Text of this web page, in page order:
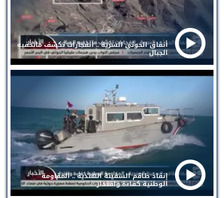
أنفاق الحوثي السرية .. انفجارات تكشف ماتخفيه
الجبال
إنقاذ طاقم السفينة الهندية .. المقاومة
الوطنية كفاءة واقتدار